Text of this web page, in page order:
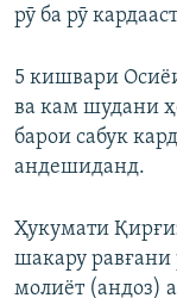
рӯ ба рӯ
5 кишвари
ва кам шудани
барои сабук
андешиданд.
Ҳукумати
шакару равғани
молиёт (андоз)